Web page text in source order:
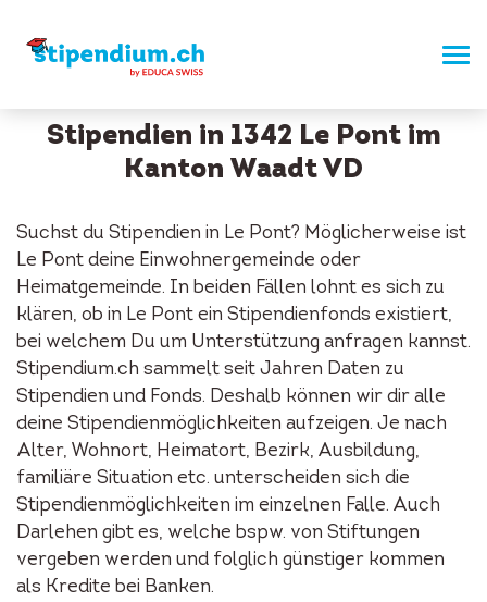
Stipendien in 1342 Le Pont im
Kanton Waadt VD
Suchst du Stipendien in Le Pont? Möglicherweise ist
Le Pont deine Einwohnergemeinde oder
Heimatgemeinde. In beiden Fällen lohnt es sich zu
klären, ob in Le Pont ein Stipendienfonds existiert,
bei welchem Du um Unterstützung anfragen kannst.
Stipendium.ch sammelt seit Jahren Daten zu
Stipendien und Fonds. Deshalb können wir dir alle
deine Stipendienmöglichkeiten aufzeigen. Je nach
Alter, Wohnort, Heimatort, Bezirk, Ausbildung,
familiäre Situation etc. unterscheiden sich die
Stipendienmöglichkeiten im einzelnen Falle. Auch
Darlehen gibt es, welche bspw. von Stiftungen
vergeben werden und folglich günstiger kommen
als Kredite bei Banken.